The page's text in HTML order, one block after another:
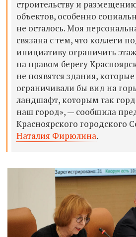
строительству и
объектов, особенно
не осталось. Моя
связана с тем, что коллеги
инициативу ограничить
на правом берегу
не появятся здания, которые
ограничивали бы вид на
ландшафт, которым так
наш город», — сообщила
Красноярского городского
Наталия Фирюлина.